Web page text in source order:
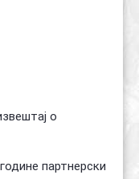
о
партнерски